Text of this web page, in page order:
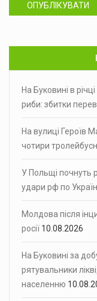
ОПУБЛІКУВАТИ
На Буковині в
риби: збитки
На вулиці Героїв
чотири
У Польщі почнуть
удари рф по
Молдова після
росії 10.08.2026
На Буковині за
рятувальники
населенню